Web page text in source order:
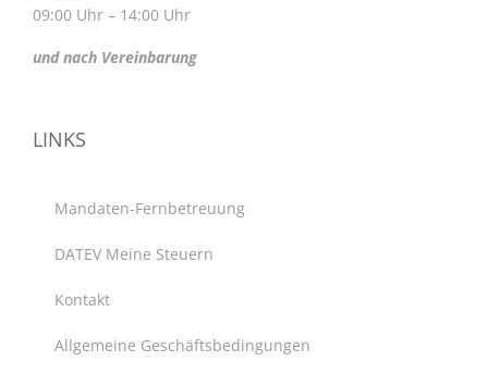
09:00 Uhr – 14:00 Uhr
und nach Vereinbarung
LINKS
Mandaten-Fernbetreuung
DATEV Meine Steuern
Kontakt
Allgemeine Geschäftsbedingungen